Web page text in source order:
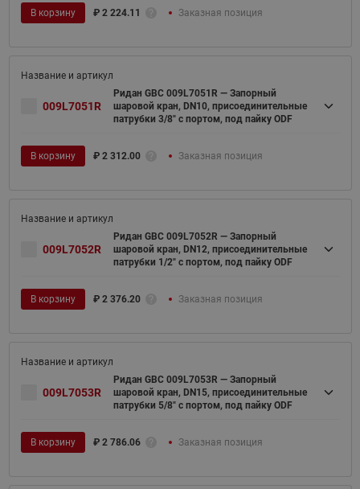
В корзину ₽ 2 224.11 Заказная позиция
009L7051R
Ридан GBC 009L7051R — Запорный
шаровой кран, DN10, присоединительные
патрубки 3/8" с портом, под пайку ODF
В корзину ₽ 2 312.00 Заказная позиция
009L7052R
Ридан GBC 009L7052R — Запорный
шаровой кран, DN12, присоединительные
патрубки 1/2" с портом, под пайку ODF
В корзину ₽ 2 376.20 Заказная позиция
009L7053R
Ридан GBC 009L7053R — Запорный
шаровой кран, DN15, присоединительные
патрубки 5/8" с портом, под пайку ODF
В корзину ₽ 2 786.06 Заказная позиция